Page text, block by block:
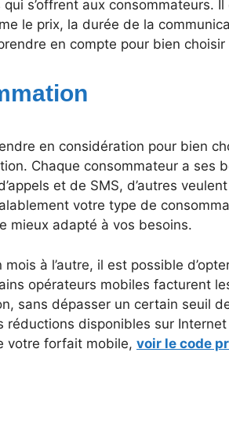
s’offrent aux consommateurs. Il
le prix, la durée de la
en compte pour bien
en considération pour bien
Chaque consommateur a ses
et de SMS, d’autres
votre type de
mieux adapté à vos besoins.
mois à l’autre, il est possible
opérateurs mobiles facturent
sans dépasser un certain seuil
réductions disponibles sur
votre forfait mobile, voir le code